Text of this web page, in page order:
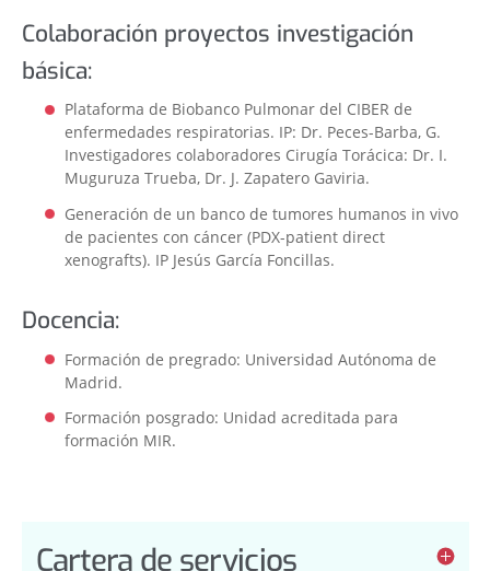
Colaboración proyectos investigación
básica:
Plataforma de Biobanco Pulmonar del CIBER de
enfermedades respiratorias. IP: Dr. Peces-Barba, G.
Investigadores colaboradores Cirugía Torácica: Dr. I.
Muguruza Trueba, Dr. J. Zapatero Gaviria.
Generación de un banco de tumores humanos in vivo
de pacientes con cáncer (PDX-patient direct
xenografts). IP Jesús García Foncillas.
Docencia:
Formación de pregrado: Universidad Autónoma de
Madrid.
Formación posgrado: Unidad acreditada para
formación MIR.
Cartera de servicios